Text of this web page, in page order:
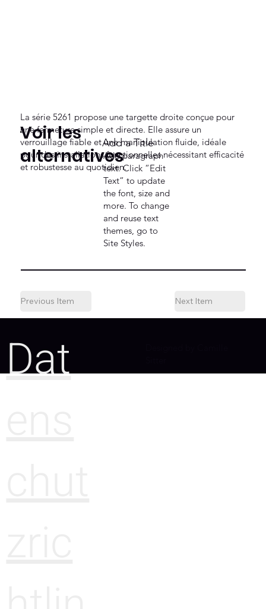
La série 5261 propose une targette droite conçue pour
une fermeture simple et directe. Elle assure un
verrouillage fiable et une manipulation fluide, idéale
pour des installations fonctionnelles nécessitant efficacité
et robustesse au quotidien.
Voir les
alternativesAdd paragraph
text. Click “Edit
Text” to update
the font, size and
more. To change
and reuse text
themes, go to
Site Styles.
Add a Title
Previous Item Next Item
Dat